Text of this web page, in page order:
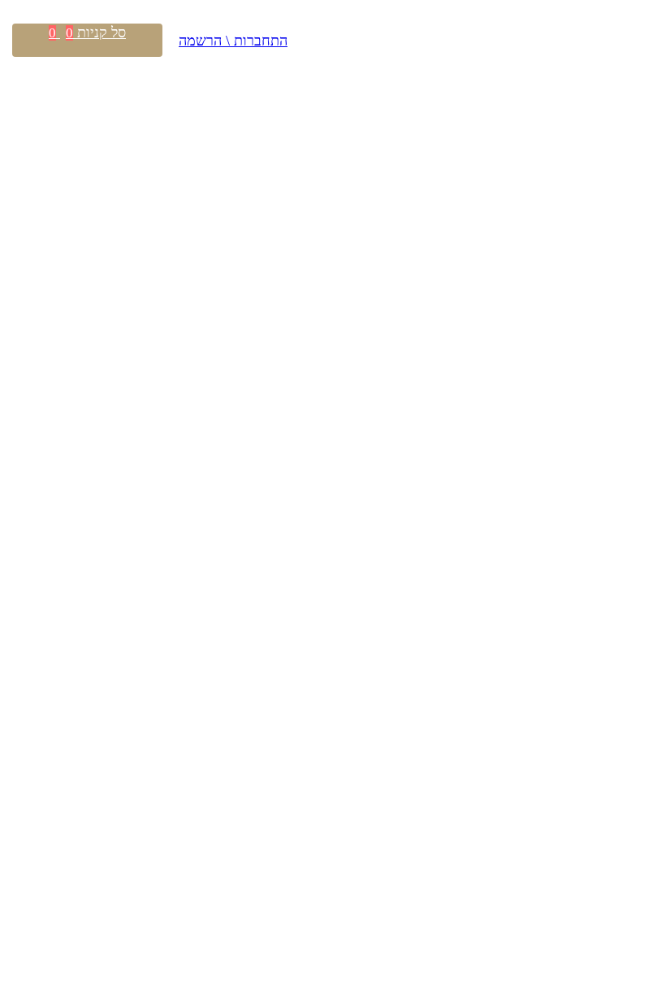
התחברות \ הרשמה סל קניות 0
0